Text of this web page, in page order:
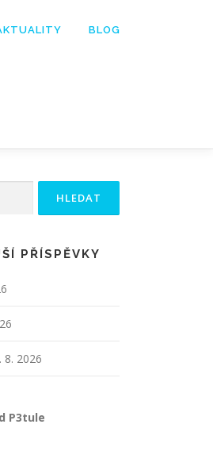
BLOG
PŘÍSPĚVKY
8. 2026
P3tule